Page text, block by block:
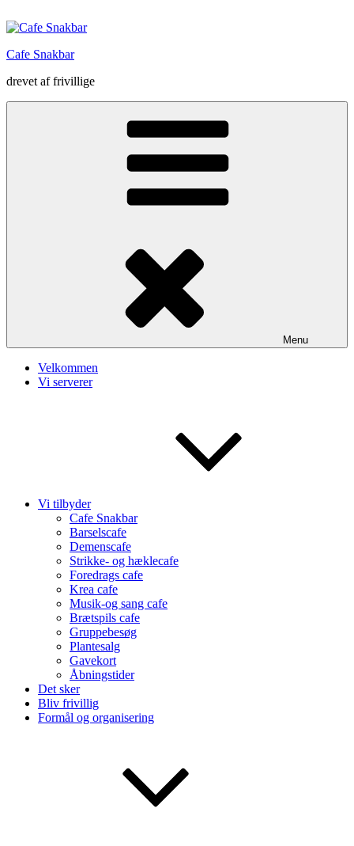
til
Cafe Snakbar
drevet af frivillige
Menu
Velkommen
Vi serverer
Vi tilbyder
Cafe Snakbar
Barselscafe
Demenscafe
Strikke- og hæklecafe
Foredrags cafe
Krea cafe
Musik-og sang cafe
Brætspils cafe
Gruppebesøg
Plantesalg
Gavekort
Åbningstider
Det sker
Bliv frivillig
Formål og organisering